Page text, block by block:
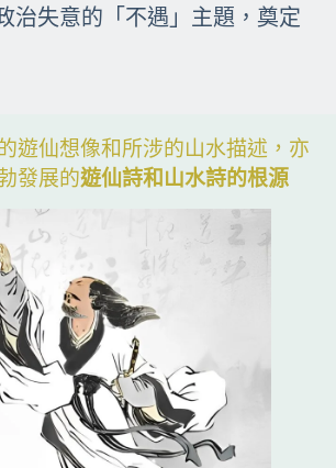
治失意的「不遇」主題，奠定
遊仙想像和所涉的山水描述，亦
發展的遊仙詩和山水詩的根源